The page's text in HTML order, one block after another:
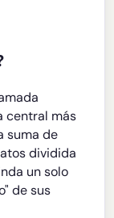
central más
suma de
dividida
un solo
de sus